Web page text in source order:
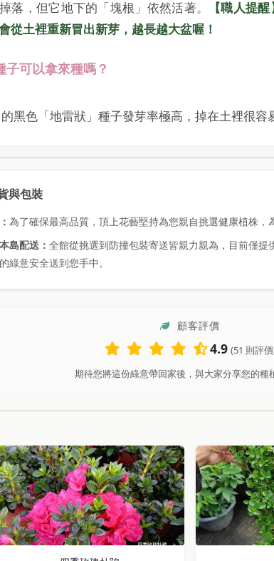
落，但它地下的「塊根」依然活著。
【職人提
從土裡重新冒出新芽，越長越大盆喔！
子可以拿來種嗎？
黑色「地雷狀」種子發芽率極高，掉在土裡很容
與包裝
為了確保最高品質，頂上花藝堅持為您親自挑選健康植株，
島配送：全館從挑選到防撞包裝寄送皆親力親為，目前僅提
綠意安全送到您手中。
顧客評價
4.9 (51 則評
期待您將這份綠意帶回家後，與大家分享您的種